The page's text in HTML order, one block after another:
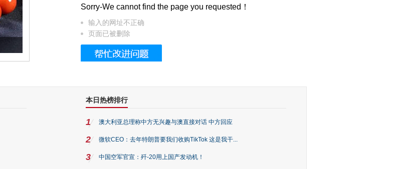
这个3.2米的长卷，还原了600岁的紫禁城
Sorry-We cannot find the page you requested！
输入的网址不正确
页面已被删除
本日热榜排行
1 澳大利亚总理称中方无兴趣与澳直接对话 中方回应
2 微软CEO：去年特朗普要我们收购TikTok 这是我干...
3 中国空军官宣：歼-20用上国产发动机！